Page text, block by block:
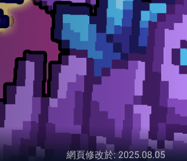
網頁修改於: 2025.08.05